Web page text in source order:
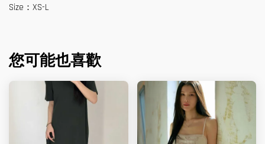
Size：XS-L
您可能也喜歡